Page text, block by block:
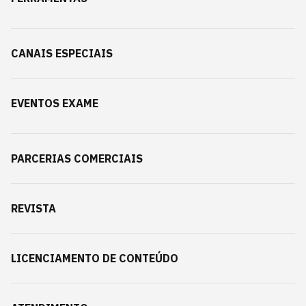
CANAIS ESPECIAIS
EVENTOS EXAME
PARCERIAS COMERCIAIS
REVISTA
LICENCIAMENTO DE CONTEÚDO